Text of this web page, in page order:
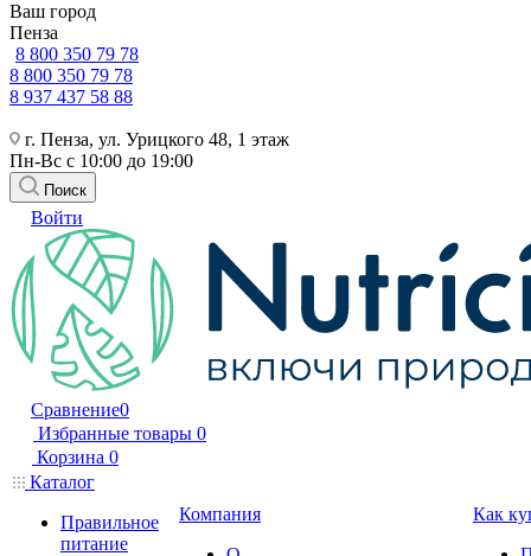
Ваш город
Пенза
8 800 350 79 78
8 800 350 79 78
8 937 437 58 88
г. Пенза, ул. Урицкого 48, 1 этаж
Пн-Вс с 10:00 до 19:00
Поиск
Войти
Сравнение0
Избранные товары 0
Корзина 0
Каталог
Правильное
питание
Компания
Как